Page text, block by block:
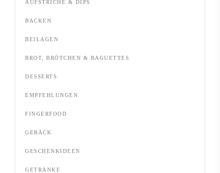
AUFSTRICHE & DIPS
BACKEN
BEILAGEN
BROT, BRÖTCHEN & BAGUETTES
DESSERTS
EMPFEHLUNGEN
FINGERFOOD
GEBÄCK
GESCHENKIDEEN
GETRÄNKE